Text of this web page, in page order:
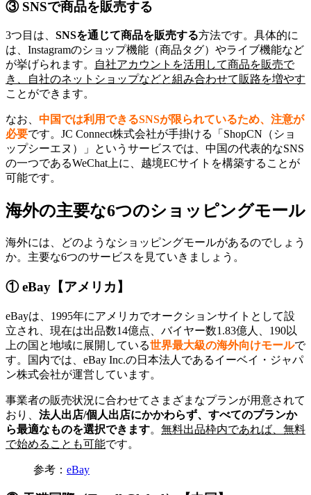
③ SNSで商品を販売する
3つ目は、 SNSを通じて商品を販売する方法です。具体的に
は、Instagramのショップ機能（商品タグ）やライブ機能など
が挙げられます。
自社アカウントを活用して商品を販売で
き、自社のネットショップなどと組み合わせて販路を増やす
ことができます。
なお、 中国では利用できるSNSが限られているため、注意が
必要です。JC Connect株式会社が手掛ける「ShopCN（ショ
ップシーエヌ）」というサービスでは、中国の代表的なSNS
の一つであるWeChat上に、越境ECサイトを構築することが
可能です。
海外の主要な6つのショッピングモール
海外には、どのようなショッピングモールがあるのでしょう
か。主要な6つのサービスを見ていきましょう。
① eBay【アメリカ】
eBayは、1995年にアメリカでオークションサイトとして設
立され、現在は出品数14億点、バイヤー数1.83億人、190以
上の国と地域に展開している世界最大級の海外向けモールで
す。国内では、eBay Inc.の日本法人であるイーベイ・ジャパ
ン株式会社が運営しています。
事業者の販売状況に合わせてさまざまなプランが用意されて
おり、 法人出店/個人出店にかかわらず、すべてのプランか
ら最適なものを選択できます。 無料出品枠内であれば、無料
で始めることも可能です。
参考： eBay